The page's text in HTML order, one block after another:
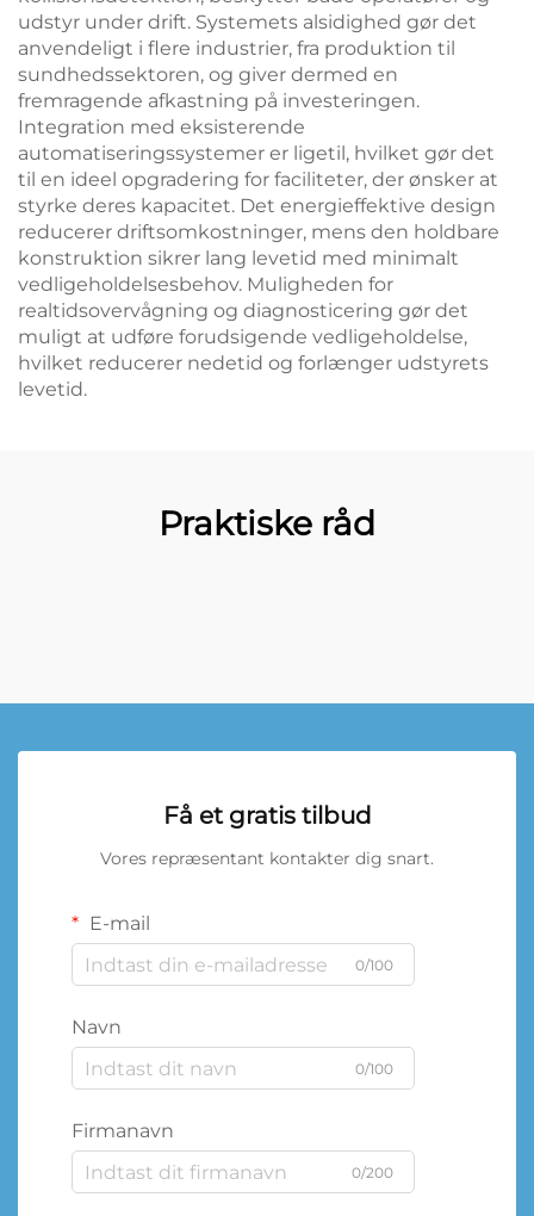
udstyr under drift. Systemets alsidighed gør det
anvendeligt i flere industrier, fra produktion til
sundhedssektoren, og giver dermed en
fremragende afkastning på investeringen.
Integration med eksisterende
automatiseringssystemer er ligetil, hvilket gør det
til en ideel opgradering for faciliteter, der ønsker at
styrke deres kapacitet. Det energieffektive design
reducerer driftsomkostninger, mens den holdbare
konstruktion sikrer lang levetid med minimalt
vedligeholdelsesbehov. Muligheden for
realtidsovervågning og diagnosticering gør det
muligt at udføre forudsigende vedligeholdelse,
hvilket reducerer nedetid og forlænger udstyrets
levetid.
Praktiske råd
Få et gratis tilbud
Vores repræsentant kontakter dig snart.
E-mail
0/100
Navn
0/100
Firmanavn
0/200